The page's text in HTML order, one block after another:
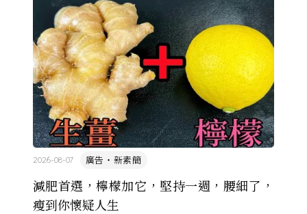
減肥首選，檸檬加它，堅持一週，腰細了，
瘦到你懷疑人生
廣告・新素簡
2026-08-07